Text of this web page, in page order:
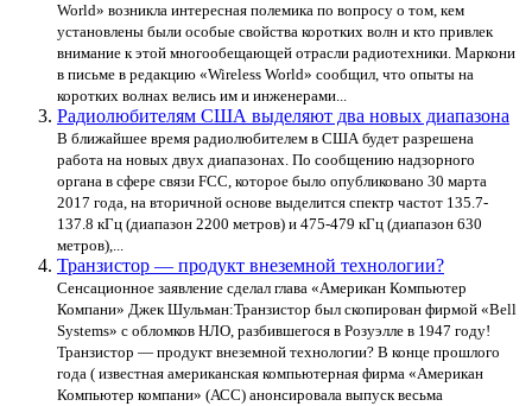
World» возникла интересная полемика по вопросу о том, кем
установлены были особые свойства коротких волн и кто привлек
внимание к этой многообещающей отрасли радиотехники. Маркони
в письме в редакцию «Wireless World» сообщил, что опыты на
коротких волнах велись им и инженерами...
Радиолюбителям США выделяют два новых диапазона
В ближайшее время радиолюбителем в США будет разрешена
работа на новых двух диапазонах. По сообщению надзорного
органа в сфере связи FCC, которое было опубликовано 30 марта
2017 года, на вторичной основе выделится спектр частот 135.7-
137.8 кГц (диапазон 2200 метров) и 475-479 кГц (диапазон 630
метров),...
Транзистор — продукт внеземной технологии?
Сенсационное заявление сделал глава «Американ Компьютер
Компани» Джек Шульман:Транзистор был скопирован фирмой «Bell
Systems» с обломков НЛО, разбившегося в Розуэлле в 1947 году!
Транзистор — продукт внеземной технологии? В конце прошлого
года ( известная американская компьютерная фирма «Американ
Компьютер компани» (АСС) анонсировала выпуск весьма